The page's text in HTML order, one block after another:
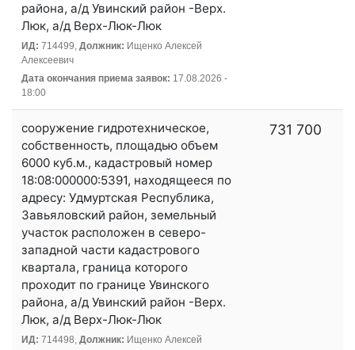
района, а/д Увинский район -Верх.
Люк, а/д Верх-Люк-Люк
ИД: 714499, Должник: Ищенко Алексей
Алексеевич
Дата окончания приема заявок: 17.08.2026 -
18:00
сооружение гидротехническое,
собственность, площадью объем
6000 куб.м., кадастровый номер
18:08:000000:5391, находящееся по
адресу: Удмуртская Республика,
Завьяловский район, земельный
участок расположен в северо-
западной части кадастрового
квартала, граница которого
проходит по границе Увинского
района, а/д Увинский район -Верх.
Люк, а/д Верх-Люк-Люк
ИД: 714498, Должник: Ищенко Алексей
731 700